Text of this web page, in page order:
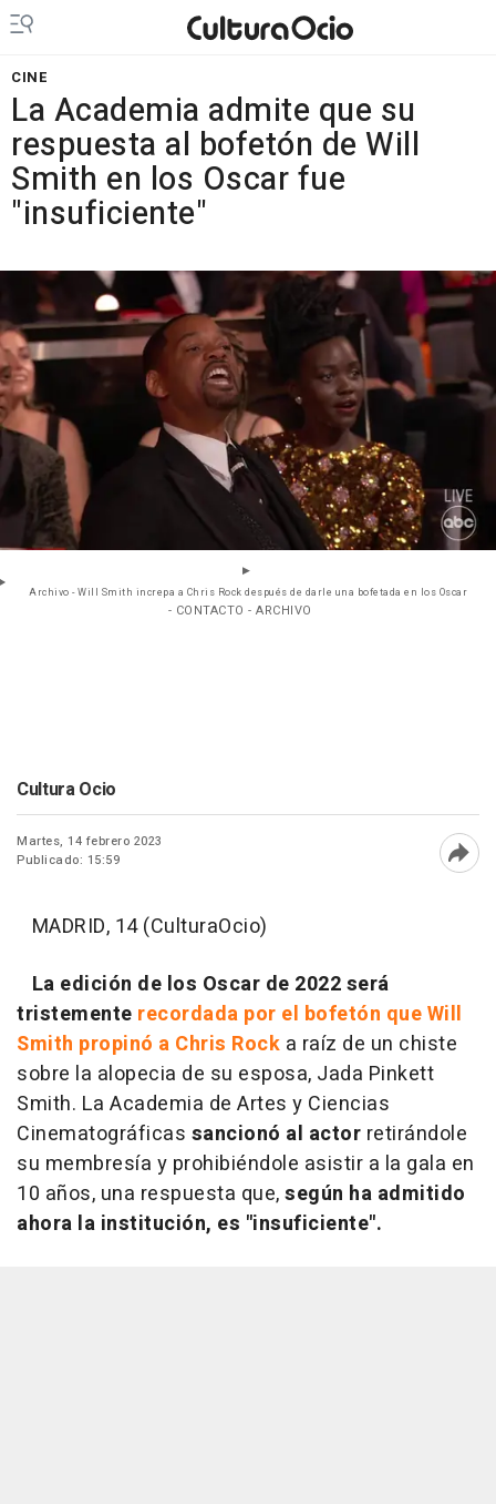
CINE
La Academia admite que su
respuesta al bofetón de Will
Smith en los Oscar fue
"insuficiente"
Archivo - Will Smith increpa a Chris Rock después de darle una bofetada en los Oscar
- CONTACTO - ARCHIVO
Cultura Ocio
Martes, 14 febrero 2023
Publicado: 15:59
MADRID, 14 (CulturaOcio)
La edición de los Oscar de 2022 será
tristemente recordada por el bofetón que Will
Smith propinó a Chris Rock a raíz de un chiste
sobre la alopecia de su esposa, Jada Pinkett
Smith. La Academia de Artes y Ciencias
Cinematográficas sancionó al actor retirándole
su membresía y prohibiéndole asistir a la gala en
10 años, una respuesta que,según ha admitido
ahora la institución, es "insuficiente".